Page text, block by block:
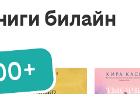
билайн